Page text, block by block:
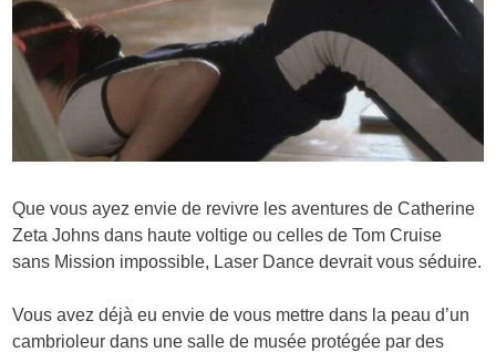
Que vous ayez envie de revivre les aventures de Catherine
Zeta Johns dans haute voltige ou celles de Tom Cruise
sans Mission impossible, Laser Dance devrait vous séduire.
Vous avez déjà eu envie de vous mettre dans la peau d’un
cambrioleur dans une salle de musée protégée par des